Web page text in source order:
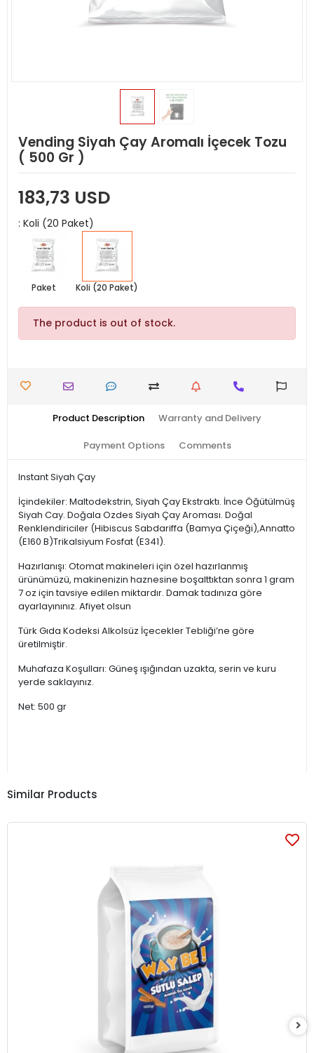
Vending Siyah Çay Aromalı İçecek Tozu
( 500 Gr )
183,73 USD
: Koli (20 Paket)
Paket Koli (20 Paket)
The product is out of stock.
Product Description Warranty and Delivery
Payment Options Comments
Instant Siyah Çay
İçindekiler: Maltodekstrin, Siyah Çay Ekstraktı. İnce Öğütülmüş
Siyah Cay. Doğala Ozdes Siyah Çay Aroması. Doğal
Renklendiriciler (Hibiscus Sabdariffa (Bamya Çiçeği),Annatto
(E160 B)Trikalsiyum Fosfat (E341).
Hazırlanışı: Otomat makineleri için özel hazırlanmış
ürünümüzü, makinenizin haznesine boşalttıktan sonra 1 gram
7 oz için tavsiye edilen miktardır. Damak tadınıza göre
ayarlayınınız. Afiyet olsun
Türk Gıda Kodeksi Alkolsüz İçecekler Tebliği’ne göre
üretilmiştir.
Muhafaza Koşulları: Güneş ışığından uzakta, serin ve kuru
yerde saklayınız.
Net: 500 gr
Similar Products